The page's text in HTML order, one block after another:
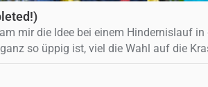
mir die Idee bei einem Hindernislauf
so üppig ist, viel die Wahl auf die